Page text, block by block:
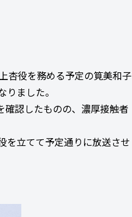
杏役を務める予定の筧美和子
ました。
確認したものの、濃厚接触者
を立てて予定通りに放送させ